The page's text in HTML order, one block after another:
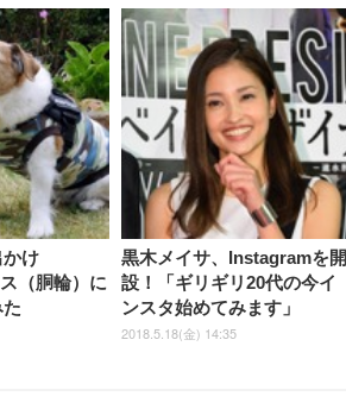
かけ
（胴輪）に
黒木メイサ、Instagramを開
設！「ギリギリ20代の今イ
ンスタ始めてみます」
2018.5.18(金) 14:35